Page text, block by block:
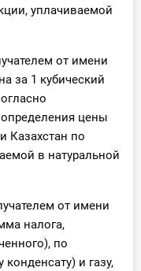
уплачиваемой
от имени
за 1 кубический
цены
Казахстан по
в натуральной
от имени
налога,
по
и газу,